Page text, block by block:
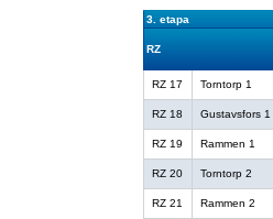
3. etapa
RZ
RZ 17 Torntorp 1
RZ 18 Gustavsfors 1
RZ 19 Rammen 1
RZ 20 Torntorp 2
RZ 21 Rammen 2